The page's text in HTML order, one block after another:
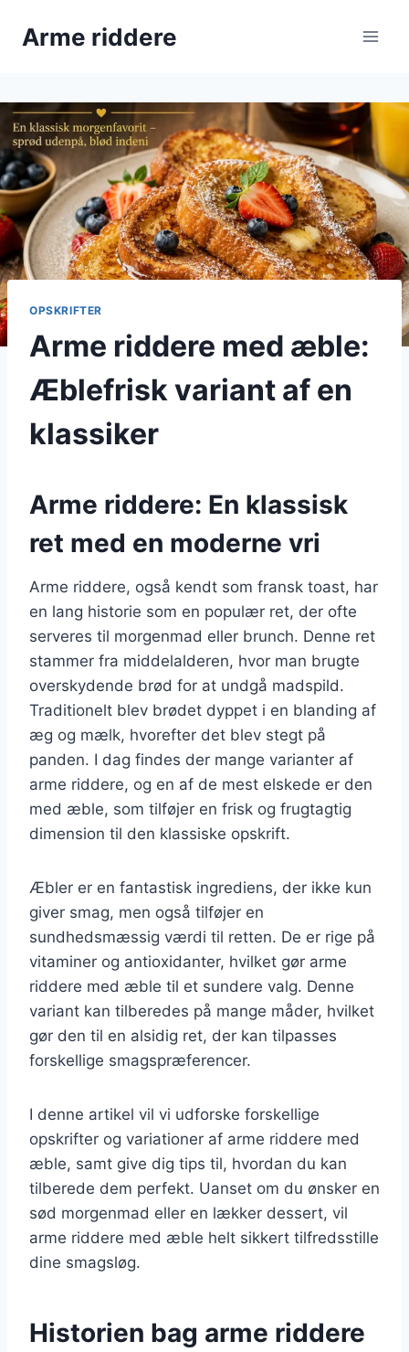
Arme riddere
OPSKRIFTER
Arme riddere med æble:
Æblefrisk variant af en
klassiker
Arme riddere: En klassisk
ret med en moderne vri
Arme riddere, også kendt som fransk toast, har
en lang historie som en populær ret, der ofte
serveres til morgenmad eller brunch. Denne ret
stammer fra middelalderen, hvor man brugte
overskydende brød for at undgå madspild.
Traditionelt blev brødet dyppet i en blanding af
æg og mælk, hvorefter det blev stegt på
panden. I dag findes der mange varianter af
arme riddere, og en af de mest elskede er den
med æble, som tilføjer en frisk og frugtagtig
dimension til den klassiske opskrift.
Æbler er en fantastisk ingrediens, der ikke kun
giver smag, men også tilføjer en
sundhedsmæssig værdi til retten. De er rige på
vitaminer og antioxidanter, hvilket gør arme
riddere med æble til et sundere valg. Denne
variant kan tilberedes på mange måder, hvilket
gør den til en alsidig ret, der kan tilpasses
forskellige smagspræferencer.
I denne artikel vil vi udforske forskellige
opskrifter og variationer af arme riddere med
æble, samt give dig tips til, hvordan du kan
tilberede dem perfekt. Uanset om du ønsker en
sød morgenmad eller en lækker dessert, vil
arme riddere med æble helt sikkert tilfredsstille
dine smagsløg.
Historien bag arme riddere